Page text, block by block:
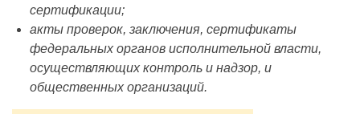
сертификации;
акты проверок, заключения, сертификаты
федеральных органов исполнительной власти,
осуществляющих контроль и надзор, и
общественных организаций.